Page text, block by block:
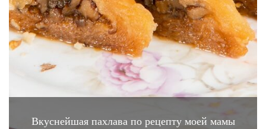
Вкуснейшая пахлава по рецепту моей мамы